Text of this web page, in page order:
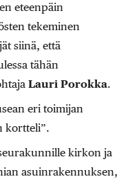
eteenpäin
tekeminen
siinä, että
tähän
Lauri Porokka.
eri toimijan
kortteli”.
kirkon ja
asuinrakennuksen,